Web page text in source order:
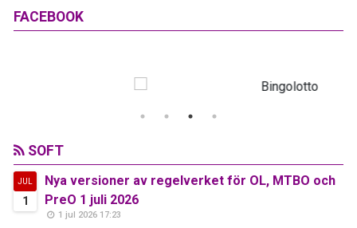
FACEBOOK
SOFT
JUL
1
Nya versioner av regelverket för OL, MTBO och
PreO 1 juli 2026
1 jul 2026 17:23